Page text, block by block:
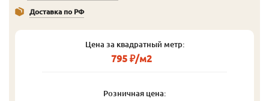
Доставка по РФ
Цена за квадратный метр:
795 ₽/м2
Розничная цена: